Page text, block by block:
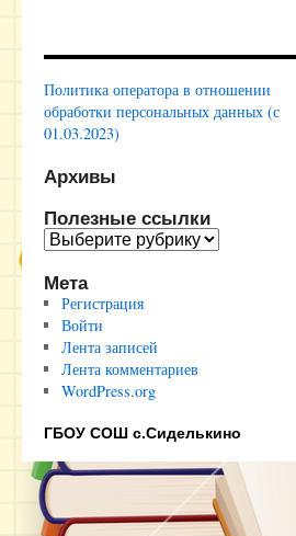
Политика оператора в отношении
обработки персональных данных (с
01.03.2023)
Архивы
Полезные ссылки
Полезные
Мета
Регистрация
Войти
Лента записей
Лента комментариев
WordPress.org
ГБОУ СОШ с.Сиделькино